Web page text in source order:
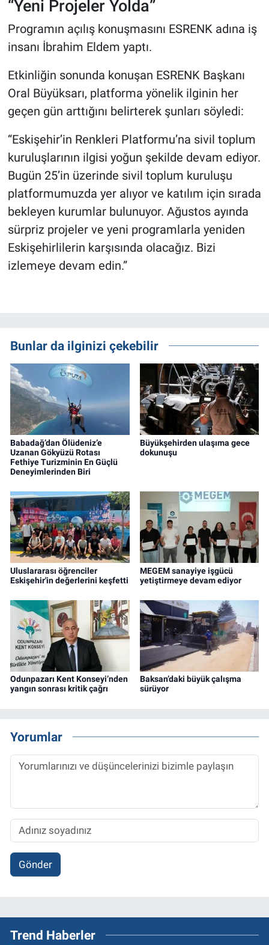
“Yeni Projeler Yolda”
Programın açılış konuşmasını ESRENK adına iş
insanı İbrahim Eldem yaptı.
Etkinliğin sonunda konuşan ESRENK Başkanı
Oral Büyüksarı, platforma yönelik ilginin her
geçen gün arttığını belirterek şunları söyledi:
“Eskişehir’in Renkleri Platformu’na sivil toplum
kuruluşlarının ilgisi yoğun şekilde devam ediyor.
Bugün 25’in üzerinde sivil toplum kuruluşu
platformumuzda yer alıyor ve katılım için sırada
bekleyen kurumlar bulunuyor. Ağustos ayında
sürpriz projeler ve yeni programlarla yeniden
Eskişehirlilerin karşısında olacağız. Bizi
izlemeye devam edin.”
Bunlar da ilginizi çekebilir
Babadağ’dan Ölüdeniz’e
Uzanan Gökyüzü Rotası
Fethiye Turizminin En Güçlü
Deneyimlerinden Biri
Büyükşehirden ulaşıma gece
dokunuşu
Uluslararası öğrenciler
Eskişehir'in değerlerini keşfetti
MEGEM sanayiye işgücü
yetiştirmeye devam ediyor
Odunpazarı Kent Konseyi’nden
yangın sonrası kritik çağrı
Baksan’daki büyük çalışma
sürüyor
Yorumlar
Gönder
Trend Haberler